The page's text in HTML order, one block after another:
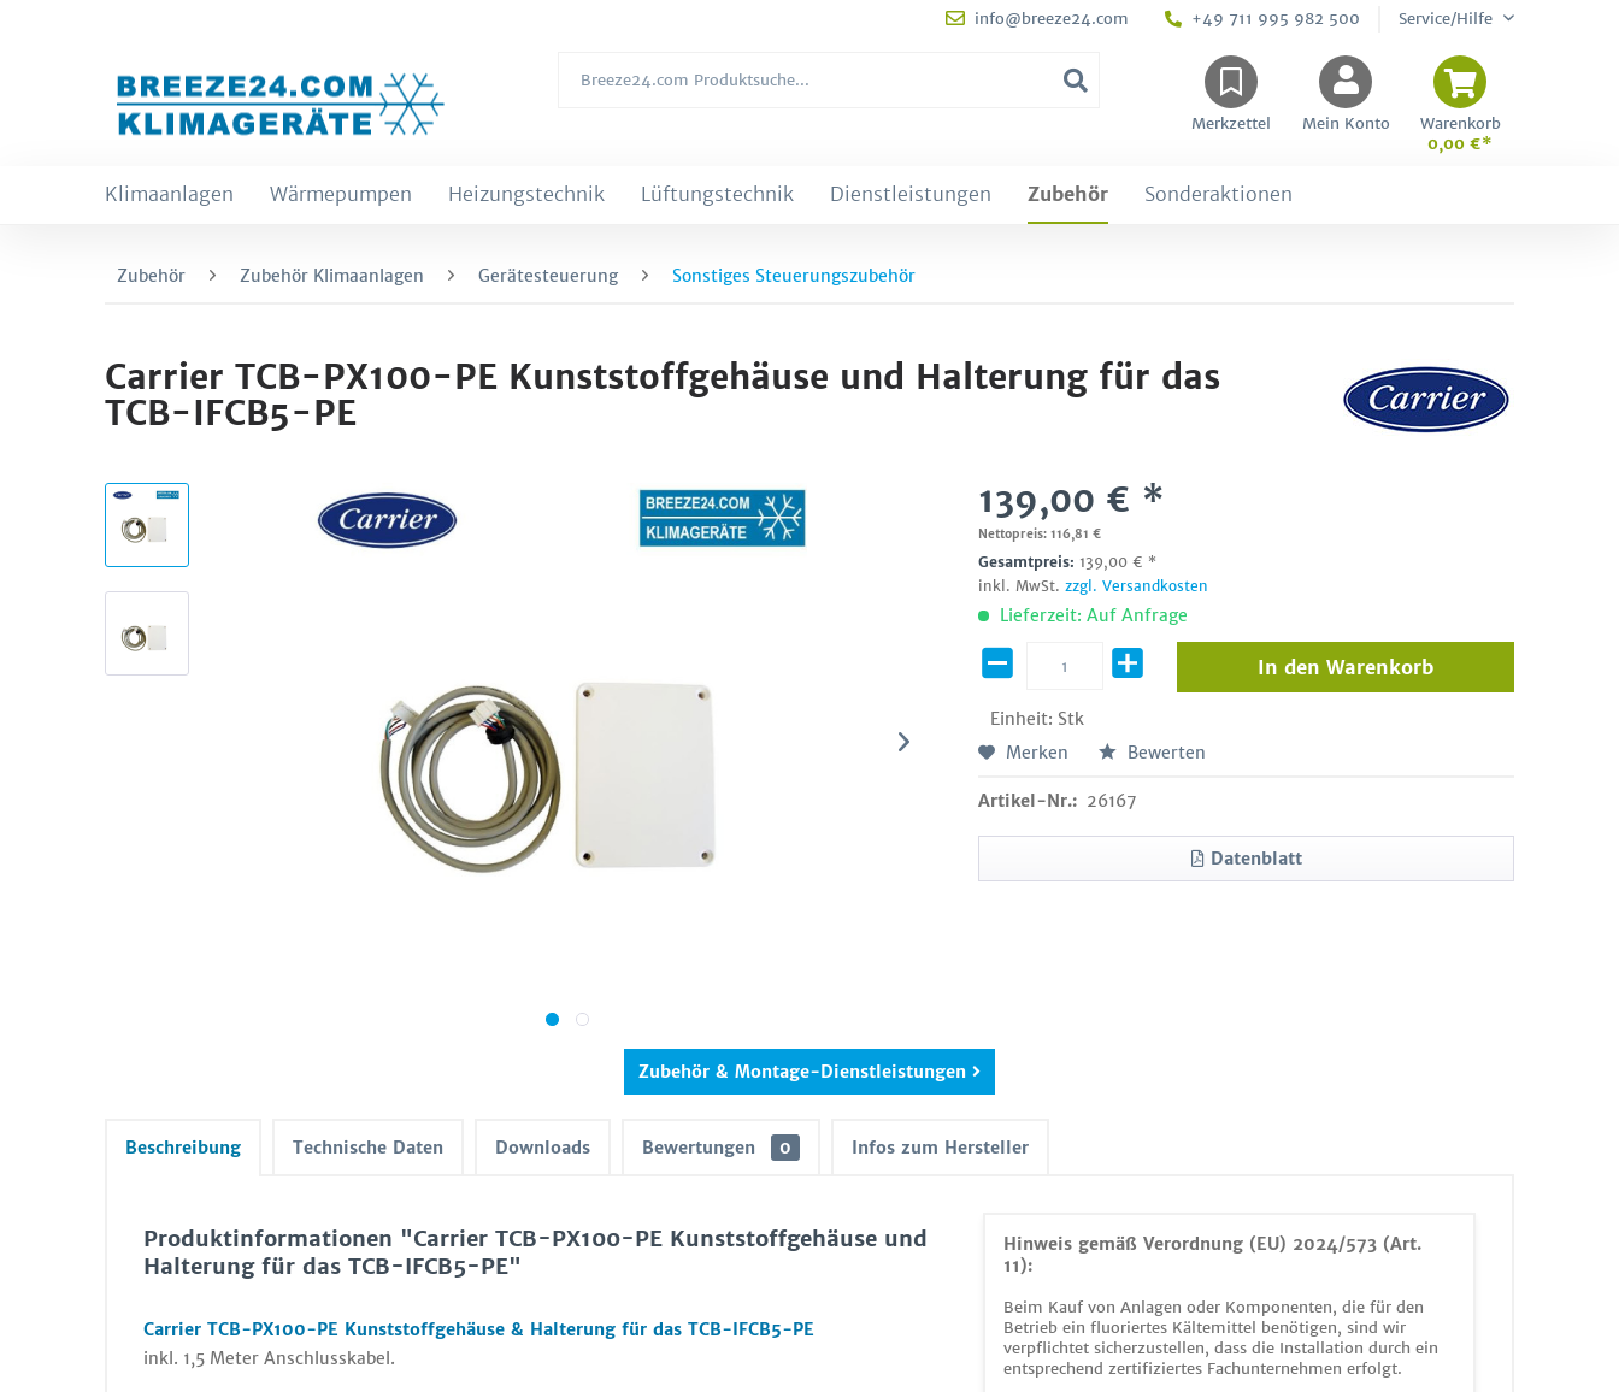
info@breeze24.com +49 711 995 982 500 Service/Hilfe
Merkzettel Mein Konto
Warenkorb
0,00 €*
Klimaanlagen Wärmepumpen Heizungstechnik Lüftungstechnik Dienstleistungen Zubehör Sonderaktionen
Zubehör Zubehör Klimaanlagen Gerätesteuerung Sonstiges Steuerungszubehör
Carrier TCB-PX100-PE Kunststoffgehäuse und Halterung für das
TCB-IFCB5-PE
139,00 € *
Nettopreis: 116,81 €
Gesamtpreis: 139,00 € *
inkl. MwSt.zzgl. Versandkosten
Lieferzeit: Auf Anfrage
Einheit: Stk
In den Warenkorb
Merken Bewerten
Artikel-Nr.: 26167
Datenblatt
Zubehör & Montage-Dienstleistungen
Beschreibung Technische Daten Downloads Bewertungen 0 Infos zum Hersteller
Hinweis gemäß Verordnung (EU) 2024/573 (Art.
11):
Beim Kauf von Anlagen oder Komponenten, die für den
Betrieb ein fluoriertes Kältemittel benötigen, sind wir
verpflichtet sicherzustellen, dass die Installation durch ein
entsprechend zertifiziertes Fachunternehmen erfolgt.
Produktinformationen "Carrier TCB-PX100-PE Kunststoffgehäuse und
Halterung für das TCB-IFCB5-PE"
Carrier TCB-PX100-PE Kunststoffgehäuse & Halterung für das TCB-IFCB5-PE
inkl. 1,5 Meter Anschlusskabel.